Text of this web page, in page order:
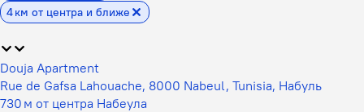
4 км от центра и ближе
Douja Apartment
Rue de Gafsa Lahouache, 8000 Nabeul, Tunisia, Набуль
730 м от центра Набеула